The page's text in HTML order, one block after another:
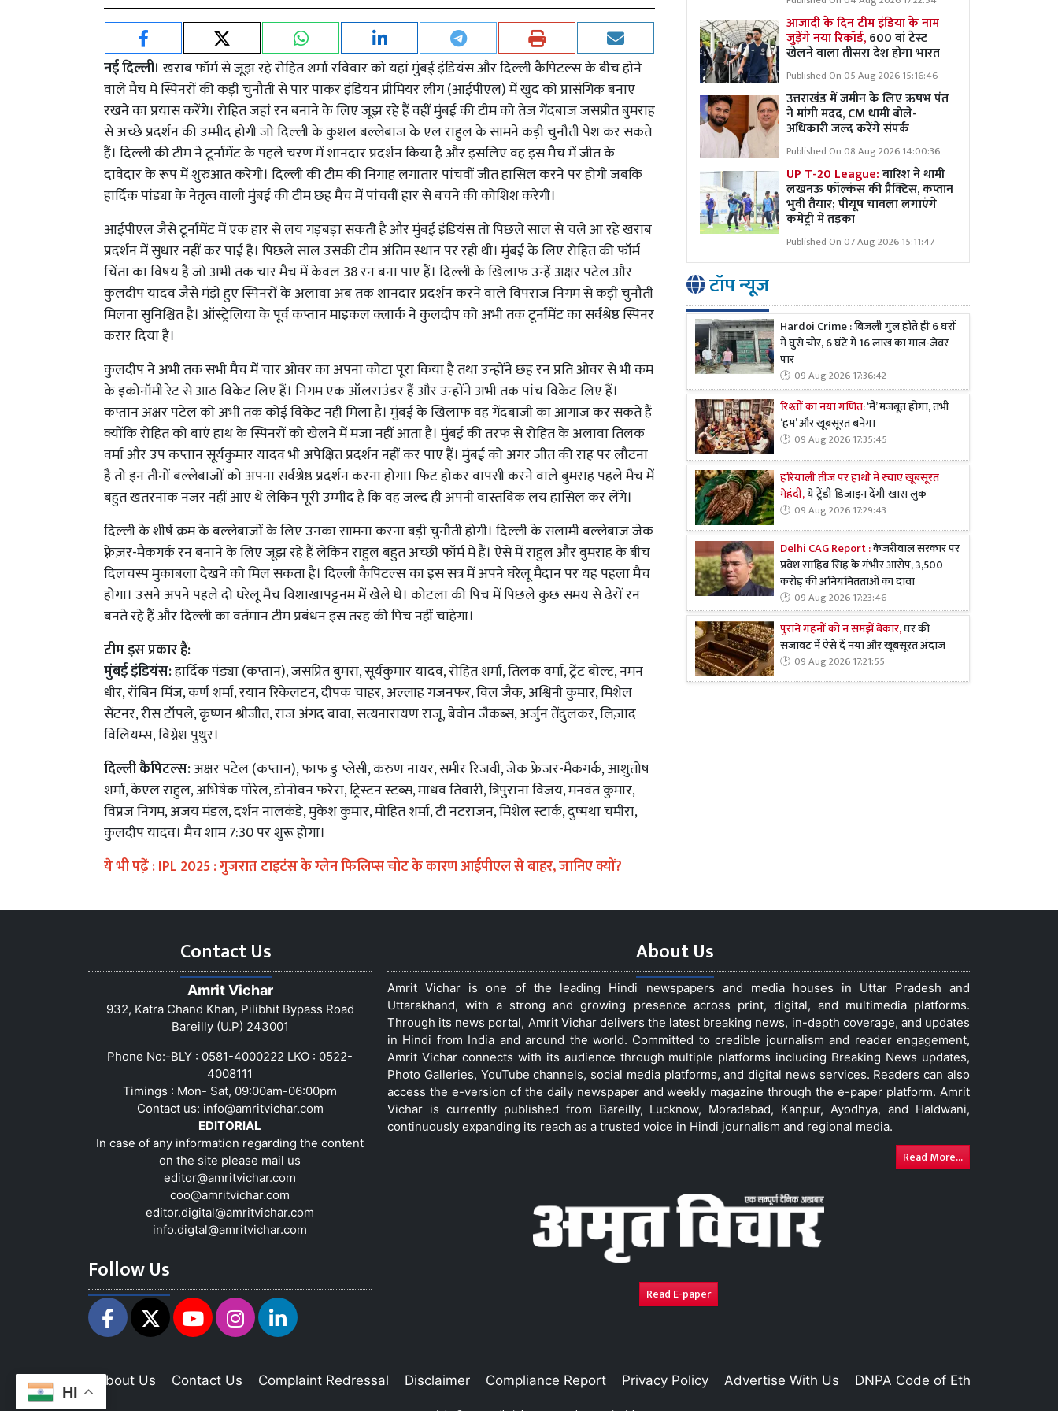
HI
नई दिल्ली। खराब फॉर्म से जूझ रहे रोहित शर्मा रविवार को यहां मुंबई इंडियंस और दिल्ली कैपिटल्स के बीच होने
वाले मैच में स्पिनरों की कड़ी चुनौती से पार पाकर इंडियन प्रीमियर लीग (आईपीएल) में खुद को प्रासंगिक बनाए
रखने का प्रयास करेंगे। रोहित जहां रन बनाने के लिए जूझ रहे हैं वहीं मुंबई की टीम को तेज गेंदबाज जसप्रीत बुमराह
से अच्छे प्रदर्शन की उम्मीद होगी जो दिल्ली के कुशल बल्लेबाज के एल राहुल के सामने कड़ी चुनौती पेश कर सकते
हैं। दिल्ली की टीम ने टूर्नामेंट के पहले चरण में शानदार प्रदर्शन किया है और इसलिए वह इस मैच में जीत के
दावेदार के रूप में शुरुआत करेगी। दिल्ली की टीम की निगाह लगातार पांचवीं जीत हासिल करने पर होगी जबकि
हार्दिक पांड्या के नेतृत्व वाली मुंबई की टीम छह मैच में पांचवीं हार से बचने की कोशिश करेगी।
आईपीएल जैसे टूर्नामेंट में एक हार से लय गड़बड़ा सकती है और मुंबई इंडियंस तो पिछले साल से चले आ रहे खराब
प्रदर्शन में सुधार नहीं कर पाई है। पिछले साल उसकी टीम अंतिम स्थान पर रही थी। मुंबई के लिए रोहित की फॉर्म
चिंता का विषय है जो अभी तक चार मैच में केवल 38 रन बना पाए हैं। दिल्ली के खिलाफ उन्हें अक्षर पटेल और
कुलदीप यादव जैसे मंझे हुए स्पिनरों के अलावा अब तक शानदार प्रदर्शन करने वाले विपराज निगम से कड़ी चुनौती
मिलना सुनिश्चित है। ऑस्ट्रेलिया के पूर्व कप्तान माइकल क्लार्क ने कुलदीप को अभी तक टूर्नामेंट का सर्वश्रेष्ठ स्पिनर
करार दिया है।
कुलदीप ने अभी तक सभी मैच में चार ओवर का अपना कोटा पूरा किया है तथा उन्होंने छह रन प्रति ओवर से भी कम
के इकोनॉमी रेट से आठ विकेट लिए हैं। निगम एक ऑलराउंडर हैं और उन्होंने अभी तक पांच विकेट लिए हैं।
कप्तान अक्षर पटेल को अभी तक कोई विकेट नहीं मिला है। मुंबई के खिलाफ वह गेंदबाजी का आगाज कर सकते हैं
क्योंकि रोहित को बाएं हाथ के स्पिनरों को खेलने में मजा नहीं आता है। मुंबई की तरफ से रोहित के अलावा तिलक
वर्मा और उप कप्तान सूर्यकुमार यादव भी अपेक्षित प्रदर्शन नहीं कर पाए हैं। मुंबई को अगर जीत की राह पर लौटना
है तो इन तीनों बल्लेबाजों को अपना सर्वश्रेष्ठ प्रदर्शन करना होगा। फिट होकर वापसी करने वाले बुमराह पहले मैच में
बहुत खतरनाक नजर नहीं आए थे लेकिन पूरी उम्मीद है कि वह जल्द ही अपनी वास्तविक लय हासिल कर लेंगे।
दिल्ली के शीर्ष क्रम के बल्लेबाजों के लिए उनका सामना करना बड़ी चुनौती होगी। दिल्ली के सलामी बल्लेबाज जेक
फ़्रेज़र-मैकगर्क रन बनाने के लिए जूझ रहे हैं लेकिन राहुल बहुत अच्छी फॉर्म में हैं। ऐसे में राहुल और बुमराह के बीच
दिलचस्प मुकाबला देखने को मिल सकता है। दिल्ली कैपिटल्स का इस सत्र में अपने घरेलू मैदान पर यह पहला मैच
होगा। उसने अपने पहले दो घरेलू मैच विशाखापट्टनम में खेले थे। कोटला की पिच में पिछले कुछ समय से ढेरों रन
बनते रहे हैं और दिल्ली का वर्तमान टीम प्रबंधन इस तरह की पिच नहीं चाहेगा।
टीम इस प्रकार हैं:
मुंबई इंडियंस:हार्दिक पंड्या (कप्तान), जसप्रित बुमरा, सूर्यकुमार यादव, रोहित शर्मा, तिलक वर्मा, ट्रेंट बोल्ट, नमन
धीर, रॉबिन मिंज, कर्ण शर्मा, रयान रिकेलटन, दीपक चाहर, अल्लाह गजनफर, विल जैक, अश्विनी कुमार, मिशेल
सेंटनर, रीस टॉपले, कृष्णन श्रीजीत, राज अंगद बावा, सत्यनारायण राजू, बेवोन जैकब्स, अर्जुन तेंदुलकर, लिज़ाद
विलियम्स, विग्नेश पुथुर।
दिल्ली कैपिटल्स:अक्षर पटेल (कप्तान), फाफ डु प्लेसी, करुण नायर, समीर रिजवी, जेक फ्रेजर-मैकगर्क, आशुतोष
शर्मा, केएल राहुल, अभिषेक पोरेल, डोनोवन फरेरा, ट्रिस्टन स्टब्स, माधव तिवारी, त्रिपुराना विजय, मनवंत कुमार,
विप्रज निगम, अजय मंडल, दर्शन नालकंडे, मुकेश कुमार, मोहित शर्मा, टी नटराजन, मिशेल स्टार्क, दुष्मंथा चमीरा,
कुलदीप यादव। मैच शाम 7:30 पर शुरू होगा।
ये भी पढे़ं :IPL 2025 : गुजरात टाइटंस के ग्लेन फिलिप्स चोट के कारण आईपीएल से बाहर, जानिए क्यों?
आजादी के दिन टीम इंडिया के नाम
जुड़ेंगे नया रिकॉर्ड,600 वां टेस्ट
खेलने वाला तीसरा देश होगा भारत
Published On 05 Aug 2026 15:16:46
उत्तराखंड में जमीन के लिए ऋषभ पंत
ने मांगी मदद, CM धामी बोले-
अधिकारी जल्द करेंगे संपर्क
Published On 08 Aug 2026 14:00:36
UP T-20 League:बारिश ने थामी
लखनऊ फॉल्कंस की प्रैक्टिस, कप्तान
भुवी तैयार; पीयूष चावला लगाएंगे
कमेंट्री में तड़का
Published On 07 Aug 2026 15:11:47
टॉप न्यूज
Hardoi Crime : बिजली गुल होते ही 6 घरों
में घुसे चोर, 6 घंटे में 16 लाख का माल-जेवर
पार
09 Aug 2026 17:36:42
रिश्तों का नया गणित:‘मैं’ मजबूत होगा, तभी
‘हम’ और खूबसूरत बनेगा
09 Aug 2026 17:35:45
हरियाली तीज पर हाथों में रचाएं खूबसूरत
मेहंदी,ये ट्रेंडी डिजाइन देंगी खास लुक
09 Aug 2026 17:29:43
Delhi CAG Report :केजरीवाल सरकार पर
प्रवेश साहिब सिंह के गंभीर आरोप, 3,500
करोड़ की अनियमितताओं का दावा
09 Aug 2026 17:23:46
पुराने गहनों को न समझें बेकार,घर की
सजावट में ऐसे दें नया और खूबसूरत अंदाज
09 Aug 2026 17:21:55
Contact Us
Amrit Vichar
932, Katra Chand Khan, Pilibhit Bypass Road
Bareilly (U.P) 243001
Phone No:-BLY : 0581-4000222 LKO : 0522-
4008111
Timings : Mon- Sat, 09:00am-06:00pm
Contact us: info@amritvichar.com
EDITORIAL
In case of any information regarding the content
on the site please mail us
editor@amritvichar.com
coo@amritvichar.com
editor.digital@amritvichar.com
info.digtal@amritvichar.com
Follow Us
About Us
Amrit Vichar is one of the leading Hindi newspapers and media houses in Uttar Pradesh and
Uttarakhand, with a strong and growing presence across print, digital, and multimedia platforms.
Through its news portal, Amrit Vichar delivers the latest breaking news, in-depth coverage, and updates
in Hindi from India and around the world. Committed to credible journalism and reader engagement,
Amrit Vichar connects with its audience through multiple platforms including Breaking News updates,
Photo Galleries, YouTube channels, social media platforms, and digital news services. Readers can also
access the e-version of the daily newspaper and weekly magazine through the e-paper platform. Amrit
Vichar is currently published from Bareilly, Lucknow, Moradabad, Kanpur, Ayodhya, and Haldwani,
continuously expanding its reach as a trusted voice in Hindi journalism and regional media.
Read More...
Read E-paper
About Us Contact Us Complaint Redressal Disclaimer Compliance Report Privacy Policy Advertise With Us DNPA Code of Ethics